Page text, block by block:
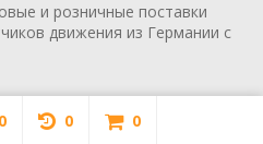
и розничные поставки
движения из Германии с
0 0 0